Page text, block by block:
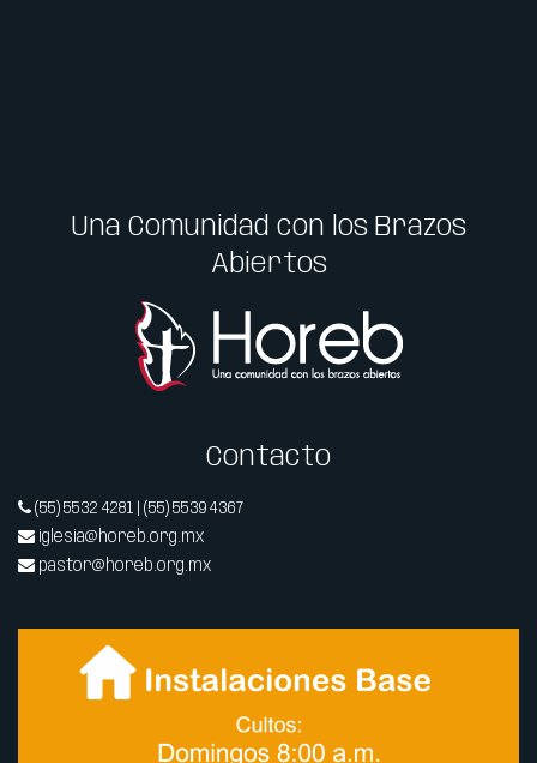
Una Comunidad con los Brazos
Abiertos
Contacto
(55) 5532 4281 | (55) 5539 4367
iglesia@horeb.org.mx
pastor@horeb.org.mx